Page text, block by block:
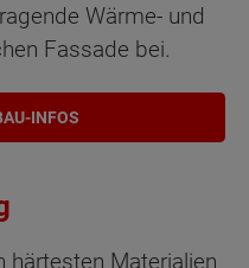
Wärme- und
Fassade bei.
INFOS
härtesten Materialien